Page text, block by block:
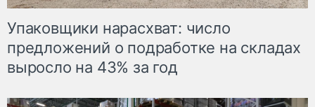
Упаковщики нарасхват: число
предложений о подработке на складах
выросло на 43% за год